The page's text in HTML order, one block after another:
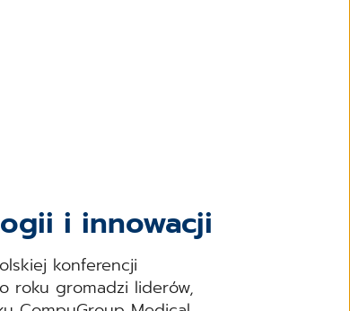
i innowacji
konferencji
roku gromadzi liderów,